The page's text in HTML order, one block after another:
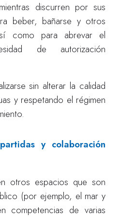
discurren por sus
beber, bañarse y otros
como para abrevar el
de autorización
sin alterar la calidad
y respetando el régimen
y colaboración
otros espacios que son
(por ejemplo, el mar y
competencias de varias